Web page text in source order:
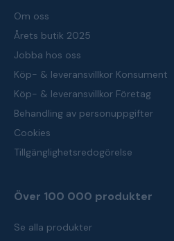
Om oss
Årets butik 2025
Jobba hos oss
Köp- & leveransvillkor Konsument
Köp- & leveransvillkor Företag
Behandling av personuppgifter
Cookies
Tillgänglighetsredogörelse
Över 100 000 produkter
Se alla produkter